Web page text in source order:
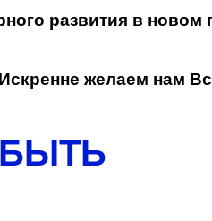
развития в
Искренне желаем нам